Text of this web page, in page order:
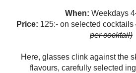
When: Weekdays
Price: 125:- on selected cocktails
per cocktail)
Here, glasses clink against the
flavours, carefully selected